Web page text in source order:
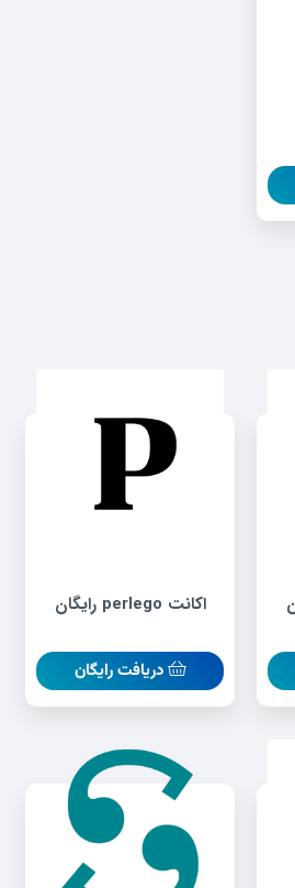
اکانت perlego رایگان
دریافت رایگان